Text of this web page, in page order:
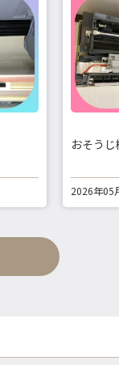
おそう
2026年05